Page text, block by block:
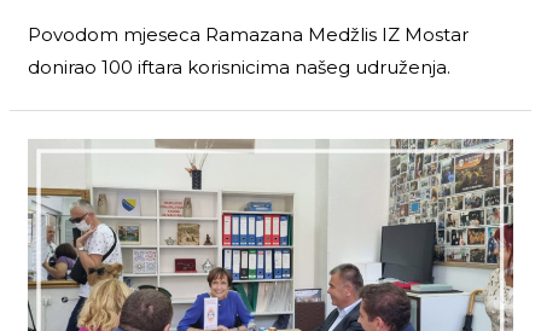
Povodom mjeseca Ramazana Medžlis IZ Mostar
donirao 100 iftara korisnicima našeg udruženja.